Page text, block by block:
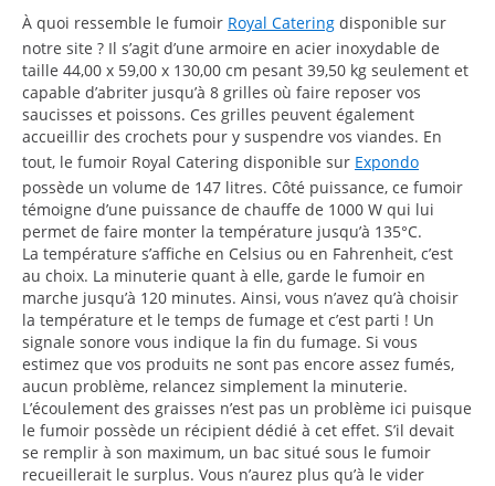
À quoi ressemble le fumoir Royal Catering disponible sur
notre site ? Il s’agit d’une armoire en acier inoxydable de
taille 44,00 x 59,00 x 130,00 cm pesant 39,50 kg seulement et
capable d’abriter jusqu’à 8 grilles où faire reposer vos
saucisses et poissons. Ces grilles peuvent également
accueillir des crochets pour y suspendre vos viandes. En
tout, le fumoir Royal Catering disponible sur Expondo
possède un volume de 147 litres. Côté puissance, ce fumoir
témoigne d’une puissance de chauffe de 1000 W qui lui
permet de faire monter la température jusqu’à 135°C.
La température s’affiche en Celsius ou en Fahrenheit, c’est
au choix. La minuterie quant à elle, garde le fumoir en
marche jusqu’à 120 minutes. Ainsi, vous n’avez qu’à choisir
la température et le temps de fumage et c’est parti ! Un
signale sonore vous indique la fin du fumage. Si vous
estimez que vos produits ne sont pas encore assez fumés,
aucun problème, relancez simplement la minuterie.
L’écoulement des graisses n’est pas un problème ici puisque
le fumoir possède un récipient dédié à cet effet. S’il devait
se remplir à son maximum, un bac situé sous le fumoir
recueillerait le surplus. Vous n’aurez plus qu’à le vider